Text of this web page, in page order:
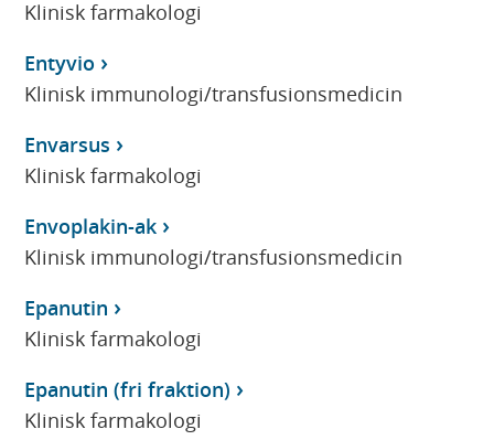
Klinisk farmakologi
Entyvio
Klinisk immunologi/transfusionsmedicin
Envarsus
Klinisk farmakologi
Envoplakin-ak
Klinisk immunologi/transfusionsmedicin
Epanutin
Klinisk farmakologi
Epanutin (fri fraktion)
Klinisk farmakologi